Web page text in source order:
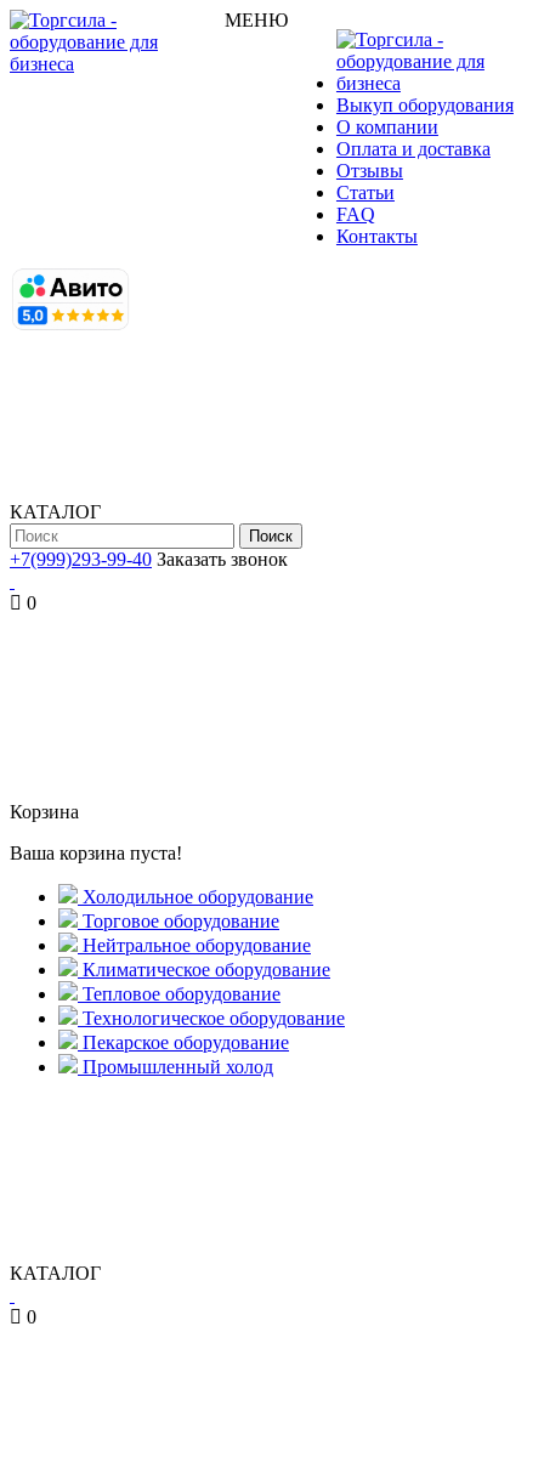
МЕНЮ
Выкуп оборудования
О компании
Оплата и доставка
Отзывы
Статьи
FAQ
Контакты
КАТАЛОГ
Поиск
+7(999)293-99-40 Заказать звонок
0
Корзина
Ваша корзина пуста!
Холодильное оборудование
Торговое оборудование
Нейтральное оборудование
Климатическое оборудование
Тепловое оборудование
Технологическое оборудование
Пекарское оборудование
Промышленный холод
КАТАЛОГ
0